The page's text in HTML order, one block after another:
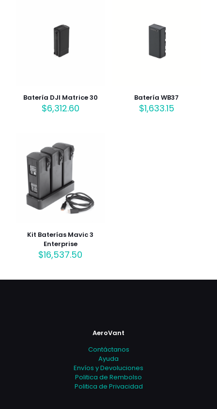
Batería DJI Matrice 30
$6,312.60
Batería WB37
$1,633.15
Kit Baterías Mavic 3
Enterprise
$16,537.50
AeroVant
Contáctanos
Ayuda
Envíos y Devoluciones
Politica de Rembolso
Politica de Privacidad